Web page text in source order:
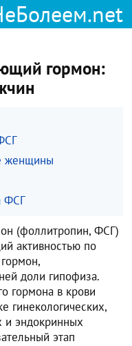
гормон:
женщины
ФСГ
(фоллитропин, ФСГ)
активностью по
доли гипофиза.
гормона в крови
гинекологических,
и эндокринных
этап